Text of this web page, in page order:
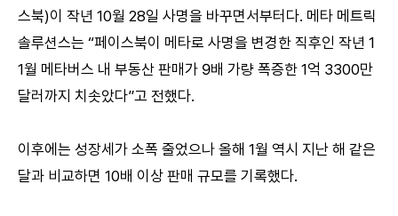
스북)이 작년 10월 28일 사명을 바꾸면서부터다. 메타 메트릭
솔루션스는 “페이스북이 메타로 사명을 변경한 직후인 작년 1
1월 메타버스 내 부동산 판매가 9배 가량 폭증한 1억 3300만
달러까지 치솟았다”고 전했다.
이후에는 성장세가 소폭 줄었으나 올해 1월 역시 지난 해 같은
달과 비교하면 10배 이상 판매 규모를 기록했다.